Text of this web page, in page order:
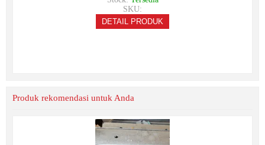
SKU:
DETAIL PRODUK
Produk rekomendasi untuk Anda